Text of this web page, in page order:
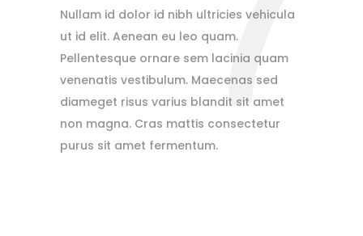
Nullam id dolor id nibh ultricies vehicula
ut id elit. Aenean eu leo quam.
Pellentesque ornare sem lacinia quam
venenatis vestibulum. Maecenas sed
diameget risus varius blandit sit amet
non magna. Cras mattis consectetur
purus sit amet fermentum.